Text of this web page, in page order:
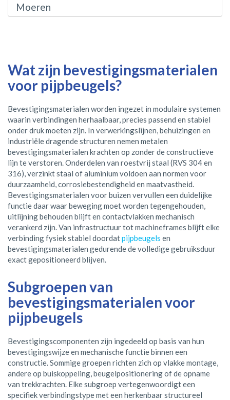
Moeren
Wat zijn bevestigingsmaterialen
voor pijpbeugels?
Bevestigingsmaterialen worden ingezet in modulaire systemen
waarin verbindingen herhaalbaar, precies passend en stabiel
onder druk moeten zijn. In verwerkingslijnen, behuizingen en
industriële dragende structuren nemen metalen
bevestigingsmaterialen krachten op zonder de constructieve
lijn te verstoren. Onderdelen van roestvrij staal (RVS 304 en
316), verzinkt staal of aluminium voldoen aan normen voor
duurzaamheid, corrosiebestendigheid en maatvastheid.
Bevestigingsmaterialen voor buizen vervullen een duidelijke
functie daar waar beweging moet worden tegengehouden,
uitlijning behouden blijft en contactvlakken mechanisch
verankerd zijn. Van infrastructuur tot machineframes blijft elke
verbinding fysiek stabiel doordatpijpbeugels en
bevestigingsmaterialen gedurende de volledige gebruiksduur
exact gepositioneerd blijven.
Subgroepen van
bevestigingsmaterialen voor
pijpbeugels
Bevestigingscomponenten zijn ingedeeld op basis van hun
bevestigingswijze en mechanische functie binnen een
constructie. Sommige groepen richten zich op vlakke montage,
andere op buiskoppeling, beugelpositionering of de opname
van trekkrachten. Elke subgroep vertegenwoordigt een
specifiek verbindingstype met een herkenbaar structureel